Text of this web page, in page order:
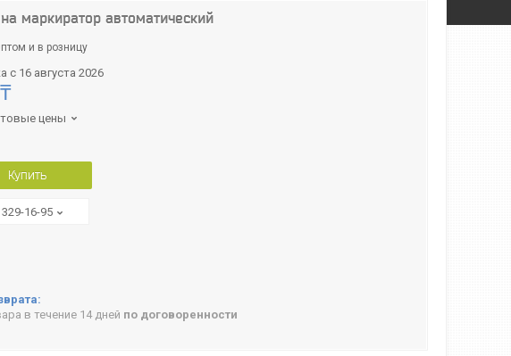
маркиратор автоматический
и в розницу
с 16 августа 2026
цены
Купить
16-95
в течение 14 дней по договоренности